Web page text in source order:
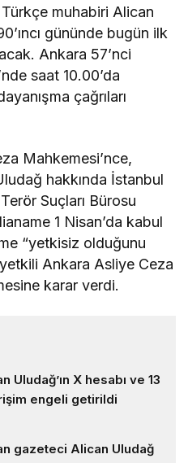
muhabiri Alican
gününde bugün ilk
Ankara 57’nci
saat 10.00’da
çağrıları
Mahkemesi’nce,
hakkında İstanbul
Suçları Bürosu
1 Nisan’da kabul
“yetkisiz olduğunu
Ankara Asliye Ceza
karar verdi.
Uludağ’ın X hesabı ve 13
engeli getirildi
gazeteci Alican Uludağ